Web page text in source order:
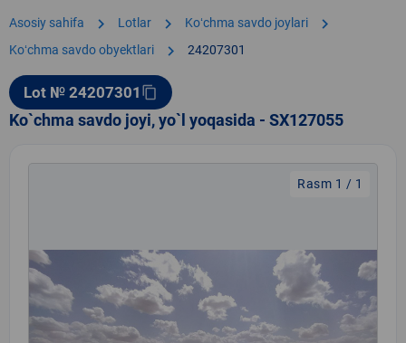
Asosiy sahifa chevron_right Lotlar chevron_right Koʻchma savdo joylari chevron_right
Koʻchma savdo obyektlari chevron_right 24207301
Lot № 24207301 content_copy
Ko`chma savdo joyi, yo`l yoqasida - SX127055
Rasm 1 / 1